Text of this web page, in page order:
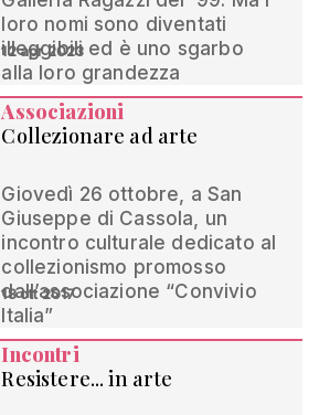
loro nomi sono diventati
illeggibili ed è uno sgarbo
alla loro grandezza
12 apr 2023
Associazioni
Collezionare ad arte
Giovedì 26 ottobre, a San
Giuseppe di Cassola, un
incontro culturale dedicato al
collezionismo promosso
dall’associazione “Convivio
Italia”
18 ott 2017
Incontri
Resistere... in arte